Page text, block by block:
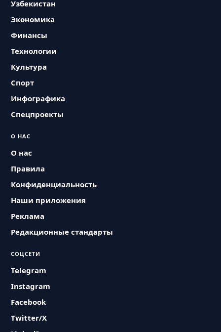
Узбекистан
Экономика
Финансы
Технологии
Культура
Спорт
Инфографика
Спецпроекты
О НАС
О нас
Правила
Конфиденциальность
Наши приложения
Реклама
Редакционные стандарты
СОЦСЕТИ
Telegram
Instagram
Facebook
Twitter/X